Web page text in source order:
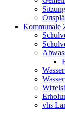
Kommunale
vhs